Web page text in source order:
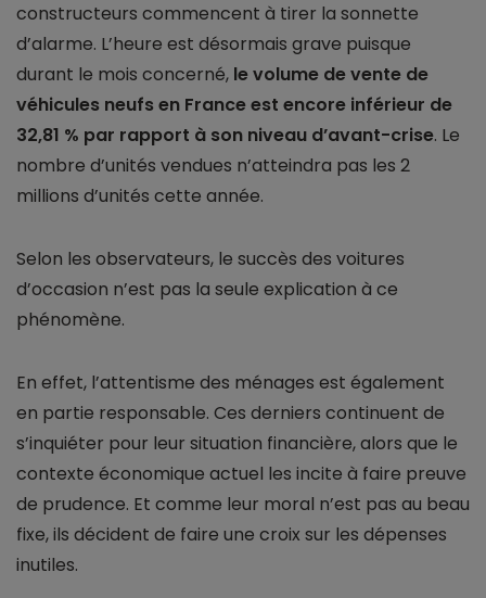
constructeurs commencent à tirer la sonnette
d’alarme. L’heure est désormais grave puisque
durant le mois concerné, le volume de vente de
véhicules neufs en France est encore inférieur de
32,81 % par rapport à son niveau d’avant-crise. Le
nombre d’unités vendues n’atteindra pas les 2
millions d’unités cette année.
Selon les observateurs, le succès des voitures
d’occasion n’est pas la seule explication à ce
phénomène.
En effet, l’attentisme des ménages est également
en partie responsable. Ces derniers continuent de
s’inquiéter pour leur situation financière, alors que le
contexte économique actuel les incite à faire preuve
de prudence. Et comme leur moral n’est pas au beau
fixe, ils décident de faire une croix sur les dépenses
inutiles.